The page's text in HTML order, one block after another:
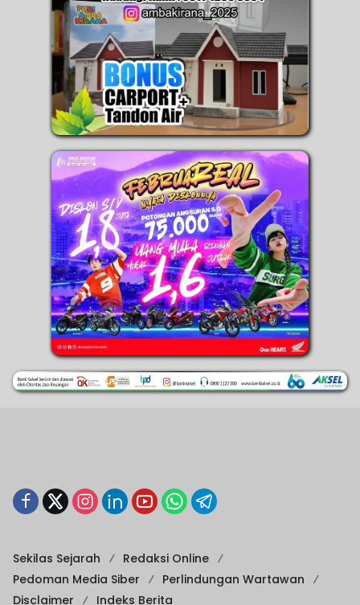
Sekilas Sejarah
Redaksi Online
Pedoman Media Siber
Perlindungan Wartawan
Disclaimer
Indeks Berita